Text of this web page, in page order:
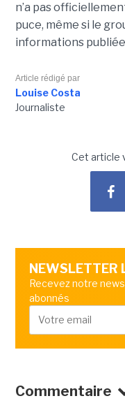
n’a pas
puce, même si le
informations
Article rédigé par
Louise Costa
Journaliste
Cet article
NEWSLETTER
Recevez notre
abonnés
Commentaire